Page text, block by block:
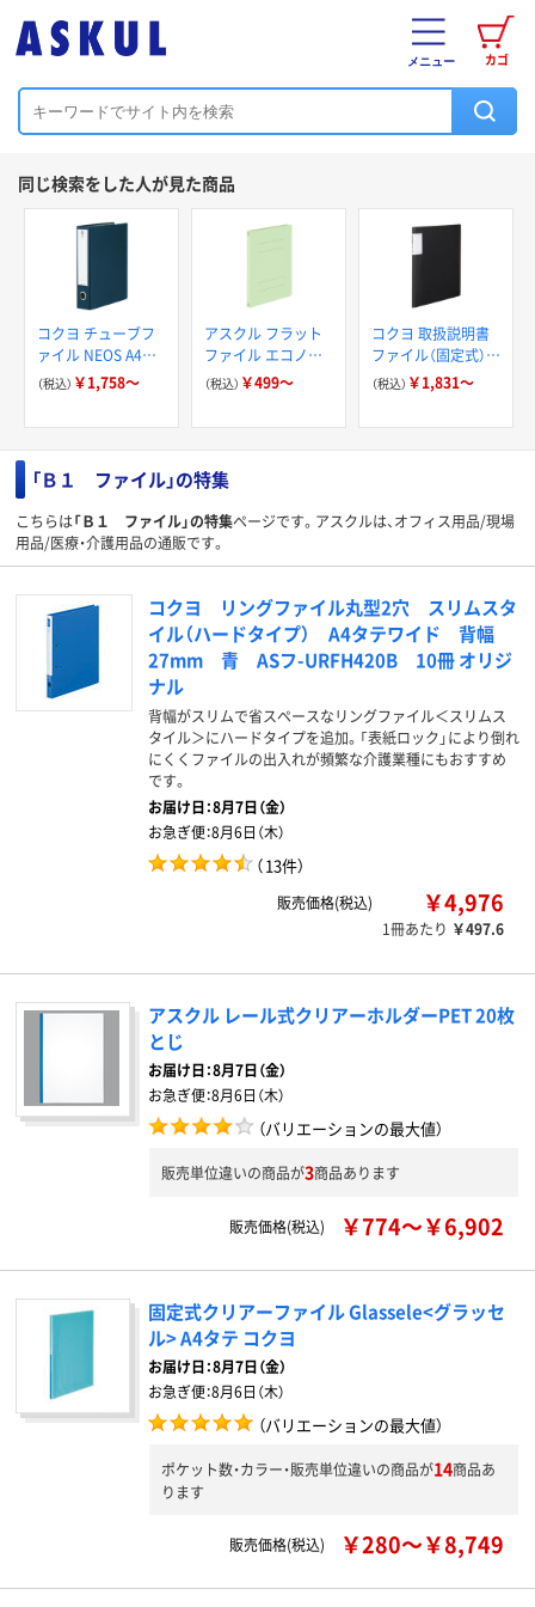
カゴ
メニュー
同じ検索をした人が見た商品
コクヨ チューブフ
ァイル NEOS A4タ
テ 2穴 両開きパイ
プ式ファイル
（税込） ￥1,758～
アスクル フラット
ファイル エコノミ
ータイプ B5タテ(コ
（税込） ￥499～
コクヨ 取扱説明書
ファイル（固定式）ノ
ビータ
（税込） ￥1,831～
「Ｂ１ ファイル」の特集
こちらは「Ｂ１ ファイル」の特集ページです。アスクルは、オフィス用品/現場
用品/医療・介護用品の通販です。
コクヨ リングファイル丸型2穴 スリムスタ
イル（ハードタイプ） A4タテワイド 背幅
27mm 青 ASフ-URFH420B 10冊 オリジ
ナル
背幅がスリムで省スペースなリングファイル＜スリムス
タイル＞にハードタイプを追加。「表紙ロック」により倒れ
にくくファイルの出入れが頻繁な介護業種にもおすすめ
です。
お届け日：8月7日（金）
お急ぎ便：8月6日（木）
（13件）
販売価格(税込) ￥4,976
1冊あたり ￥497.6
アスクル レール式クリアーホルダーPET 20枚
とじ
お届け日：8月7日（金）
お急ぎ便：8月6日（木）
（バリエーションの最大値）
販売単位違いの商品が3商品あります
販売価格(税込) ￥774～￥6,902
固定式クリアーファイル Glassele<グラッセ
ル> A4タテ コクヨ
お届け日：8月7日（金）
お急ぎ便：8月6日（木）
（バリエーションの最大値）
ポケット数・カラー・販売単位違いの商品が14商品あ
ります
販売価格(税込) ￥280～￥8,749